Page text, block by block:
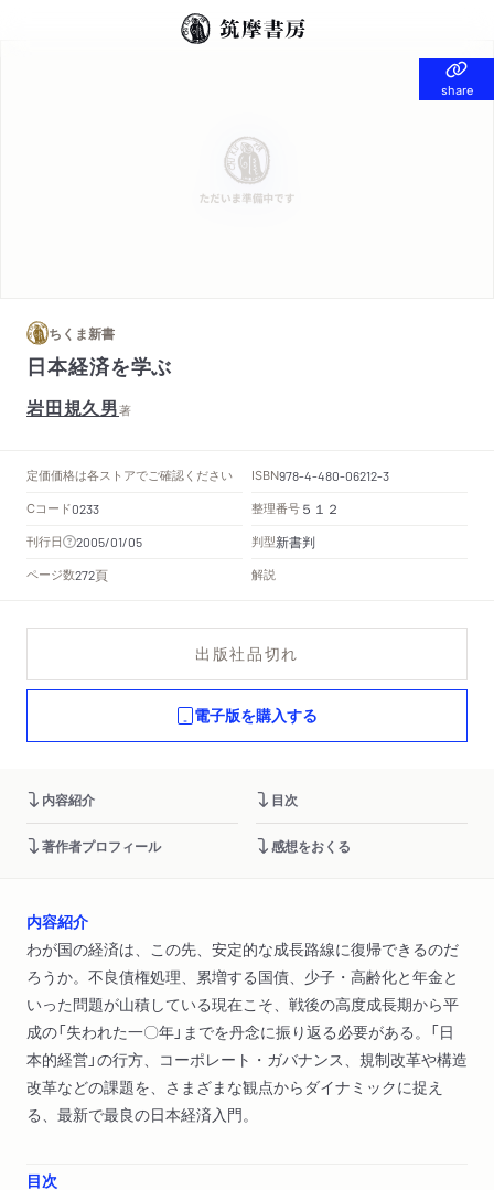
share
share
ちくま新書
日本経済を学ぶ
岩田規久男著
定価価格は各ストアでご確認ください ISBN978-4-480-06212-3
Cコード0233 整理番号 ５１２
刊行日 2005/01/05 判型新書判
ページ数272頁 解説
出版社品切れ
電子版を購入する
内容紹介 目次
著作者プロフィール 感想をおくる
内容紹介
わが国の経済は、この先、安定的な成長路線に復帰できるのだ
ろうか。不良債権処理、累増する国債、少子・高齢化と年金と
いった問題が山積している現在こそ、戦後の高度成長期から平
成の「失われた一〇年」までを丹念に振り返る必要がある。「日
本的経営」の行方、コーポレート・ガバナンス、規制改革や構造
改革などの課題を、さまざまな観点からダイナミックに捉え
る、最新で最良の日本経済入門。
目次